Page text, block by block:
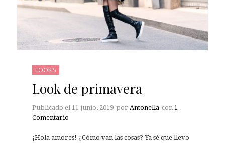
LOOKS
Look de primavera
Publicado el 11 junio, 2019 por Antonella con 1
Comentario
¡Hola amores! ¿Cómo van las cosas? Ya sé que llevo